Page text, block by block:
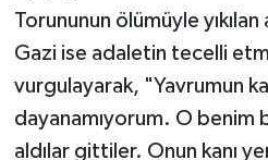
Torununun ölümüyle
Gazi ise adaletin tecelli
vurgulayarak, "Yavrumun
dayanamıyorum. O benim
aldılar gittiler. Onun kanı